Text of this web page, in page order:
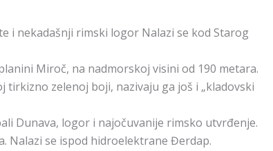
i nekadašnji rimski logor Nalazi se kod Starog
Miroč, na nadmorskoj visini od 190 metara.
tirkizno zelenoj boji, nazivaju ga još i „kladovski
Dunava, logor i najočuvanije rimsko utvrđenje.
Nalazi se ispod hidroelektrane Đerdap.